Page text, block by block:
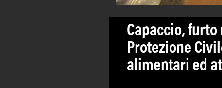
Capaccio,
Protezione
alimentari ed